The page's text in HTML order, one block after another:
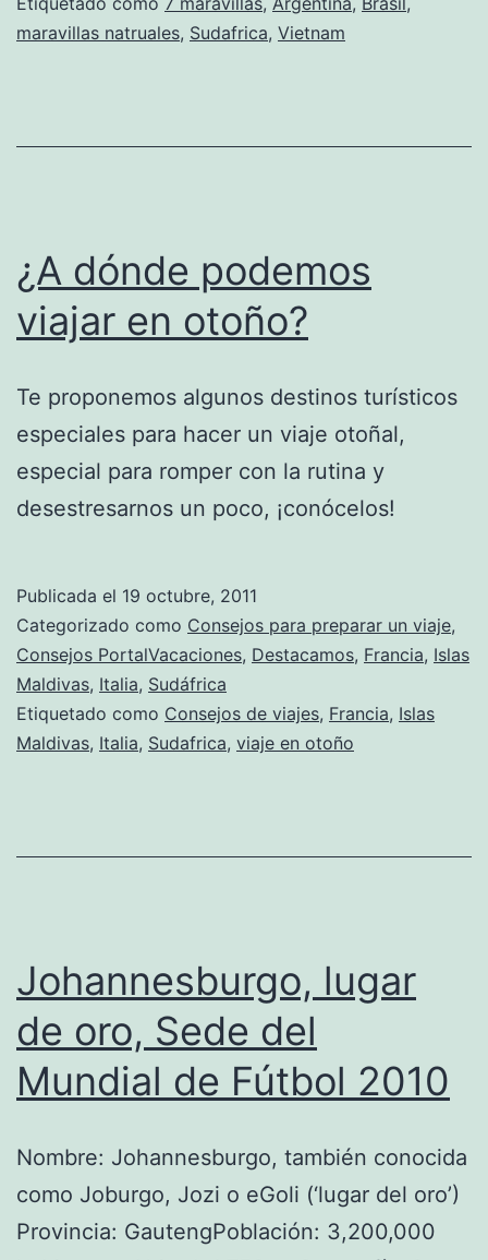
maravillas natruales, Sudafrica, Vietnam
¿A dónde podemos
viajar en otoño?
Te proponemos algunos destinos turísticos
especiales para hacer un viaje otoñal,
especial para romper con la rutina y
desestresarnos un poco, ¡conócelos!
Publicada el 19 octubre, 2011
Categorizado como Consejos para preparar un viaje,
Consejos PortalVacaciones, Destacamos, Francia, Islas
Maldivas, Italia, Sudáfrica
Etiquetado como Consejos de viajes, Francia, Islas
Maldivas, Italia, Sudafrica, viaje en otoño
Johannesburgo, lugar
de oro, Sede del
Mundial de Fútbol 2010
Nombre: Johannesburgo, también conocida
como Joburgo, Jozi o eGoli (‘lugar del oro’)
Provincia: GautengPoblación: 3,200,000